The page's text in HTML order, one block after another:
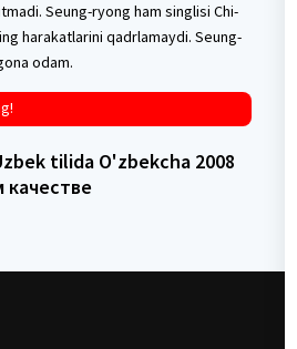
Seung-ryong ham singlisi Chi-
harakatlarini qadrlamaydi. Seung-
odam.
tilida O'zbekcha 2008